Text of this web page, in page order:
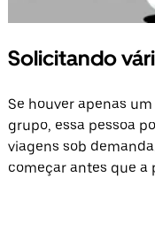
Solicitando
Se houver apenas
grupo, essa pessoa
viagens sob
começar antes que a